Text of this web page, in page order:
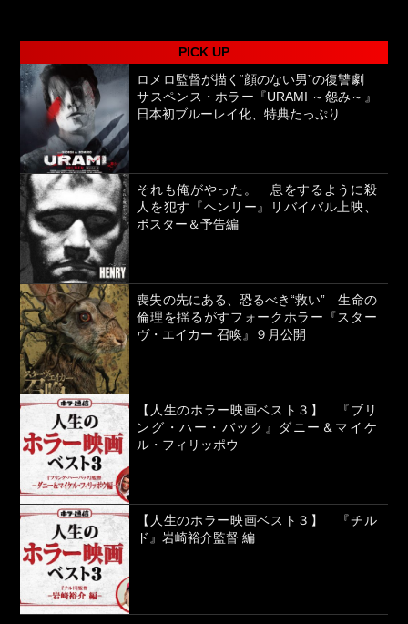
PICK UP
ロメロ監督が描く“顔のない男”の復讐劇
サスペンス・ホラー『URAMI ～怨み～』
日本初ブルーレイ化、特典たっぷり
それも俺がやった。 息をするように殺
人を犯す『ヘンリー』リバイバル上映、
ポスター＆予告編
喪失の先にある、恐るべき“救い” 生命の
倫理を揺るがすフォークホラー『スター
ヴ・エイカー 召喚』９月公開
【人生のホラー映画ベスト３】 『ブリ
ング・ハー・バック』ダニー＆マイケ
ル・フィリッポウ
【人生のホラー映画ベスト３】 『チル
ド』岩崎裕介監督 編